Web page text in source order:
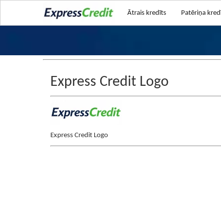
Ātrais kredīts Patēriņa
Express Credit Logo
Express Credit Logo